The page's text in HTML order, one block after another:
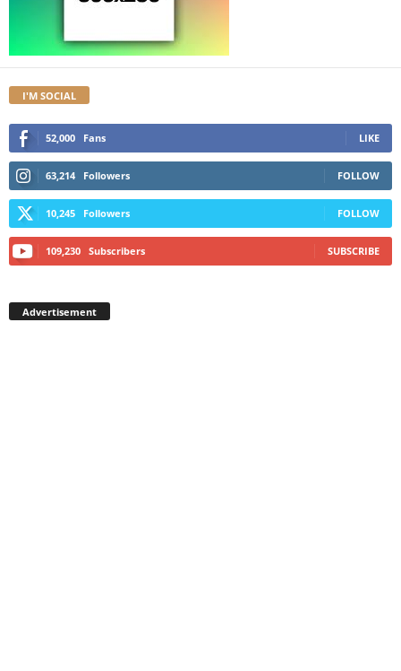
I'M SOCIAL
52,000 Fans LIKE
63,214 Followers FOLLOW
10,245 Followers FOLLOW
109,230 Subscribers SUBSCRIBE
Advertisement